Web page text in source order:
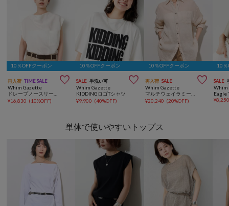
10％OFFクーポン
再入荷 TIME SALE 
Whim Gazette
¥16,830 (10%OFF)
10％OFFクーポン
SALE 手洗い可 
Whim Gazette
KIDDINGロゴTシャツ
¥9,900 (40%OFF)
10％OFFクーポン
再入荷 SALE 
Whim Gazette
¥20,240 (20%OFF)
10％
SALE
Whim
Eagle
¥
単体で使いやすいトップス